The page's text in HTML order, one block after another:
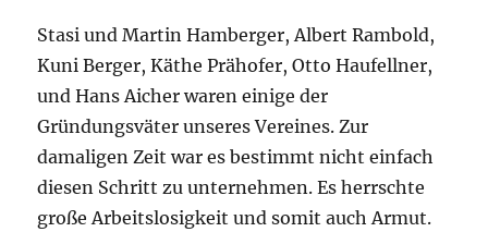
Stasi und Martin Hamberger, Albert Rambold,
Kuni Berger, Käthe Prähofer, Otto Haufellner,
und Hans Aicher waren einige der
Gründungsväter unseres Vereines. Zur
damaligen Zeit war es bestimmt nicht einfach
diesen Schritt zu unternehmen. Es herrschte
große Arbeitslosigkeit und somit auch Armut.